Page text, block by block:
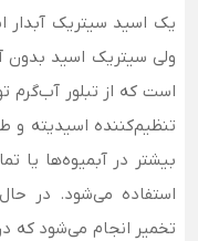
یک اسید سیتریک
ولی سیتریک اسید
است که از تبلور
تنظیم‌کننده اسیدیته و
بیشتر در آبمیوه‌ها یا
استفاده می‌شود. در
تخمیر انجام می‌شود که